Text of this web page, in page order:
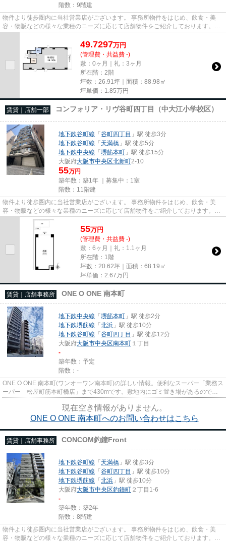
階数：9階建
物件より徒歩圏内に当社営業店がございます。 事務所物件をはじめ、飲食・美
容・物販などの様々な業種のニーズに応じて店舗物件をご紹介しております。
尚、弊社ではおとり広告は一切...
49.7297万円
(管理費・共益費 -)
敷：0ヶ月｜礼：3ヶ月
所在階：2階
坪数：26.91坪｜面積：88.98㎡
坪単価： 1.85万円
賃貸｜店舗一部 コンフォリア・リヴ谷町四丁目（中大江小学校区）
地下鉄谷町線 「谷町四丁目 」駅 徒歩3分
地下鉄谷町線 「天満橋 」駅 徒歩5分
地下鉄中央線 「堺筋本町 」駅 徒歩15分
大阪府大阪市中央区北新町2-10
55万円
築年数：築1年 ｜募集中： 1室
階数：11階建
物件より徒歩圏内に当社営業店がございます。 事務所物件をはじめ、飲食・美
容・物販などの様々な業種のニーズに応じて店舗物件をご紹介しております。
尚、弊社ではおとり広告は一切...
55万円
(管理費・共益費 -)
敷：6ヶ月｜礼：1.1ヶ月
所在階：1階
坪数：20.62坪｜面積：68.19㎡
坪単価： 2.67万円
賃貸｜店舗事務所 ONE O ONE 南本町
地下鉄中央線 「堺筋本町 」駅 徒歩2分
地下鉄堺筋線 「北浜 」駅 徒歩10分
地下鉄谷町線 「谷町四丁目 」駅 徒歩12分
大阪府大阪市中央区南本町 １丁目
-
築年数：予定
階数：-
ONE O ONE 南本町(ワンオーワン南本町)の詳しい情報。便利なスーパー「業務ス
ーパー 松屋町筋本町橋店」まで430mです。敷地内にゴミ置き場があるのでわ
ざわざゴミを捨てに行く手間が...
現在空き情報がありません。
ONE O ONE 南本町へのお問い合わせはこちら
賃貸｜店舗事務所 CONCOM釣鐘Front
地下鉄谷町線 「天満橋 」駅 徒歩3分
地下鉄谷町線 「谷町四丁目 」駅 徒歩10分
地下鉄堺筋線 「北浜 」駅 徒歩10分
大阪府大阪市中央区釣鐘町 ２丁目1-6
-
築年数：築2年
階数：8階建
物件より徒歩圏内に当社営業店がございます。 事務所物件をはじめ、飲食・美
容・物販などの様々な業種のニーズに応じて店舗物件をご紹介しております。